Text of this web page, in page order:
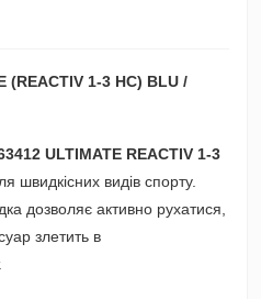
(REACTIV 1-3 HC) BLU /
ULTIMATE REACTIV 1-3
швидкісних видів спорту.
дозволяє активно рухатися,
злетить в